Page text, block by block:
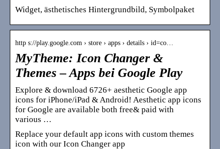
Widget, ästhetisches Hintergrundbild, Symbolpaket
http s://play.google.com › store › apps › details › id=co…
MyTheme: Icon Changer &
Themes – Apps bei Google Play
Explore & download 6726+ aesthetic Google app
icons for iPhone/iPad & Android! Aesthetic app icons
for Google are available both free& paid with
various …
Replace your default app icons with custom themes
icon with our Icon Changer app